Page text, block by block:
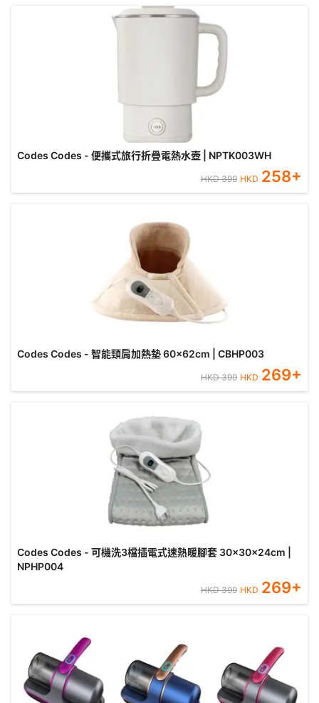
Codes Codes - 便攜式旅行折疊電熱水壺 | NPTK003WH
HKD399 HKD 258+
Codes Codes - 智能頸肩加熱墊 60x62cm | CBHP003
HKD399 HKD 269+
Codes Codes - 可機洗3檔插電式速熱暖腳套 30x30x24cm |
NPHP004
HKD399 HKD 269+